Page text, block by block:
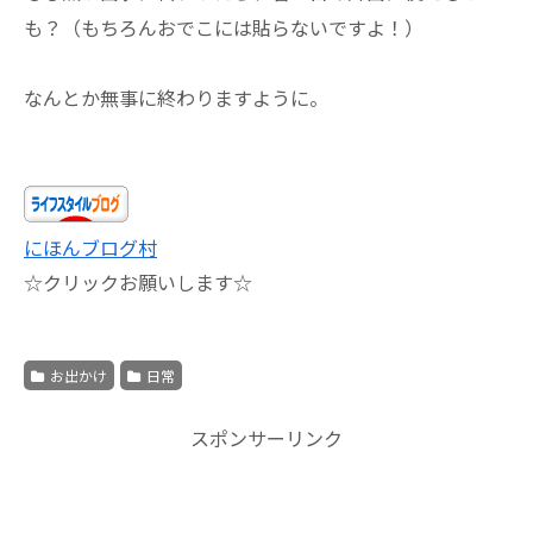
も？（もちろんおでこには貼らないですよ！）
なんとか無事に終わりますように。
にほんブログ村
☆クリックお願いします☆
お出かけ 日常
スポンサーリンク